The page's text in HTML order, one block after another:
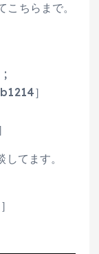
ちらまで。
;
］
てます。